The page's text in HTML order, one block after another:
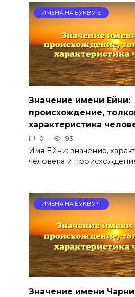
ИМЕНА НА БУКВУ Е
Значение имени Ейни:
происхождение,
характеристика
0 93
Имя Ейни: значение,
человека и
ИМЕНА НА БУКВУ Ч
Значение имени